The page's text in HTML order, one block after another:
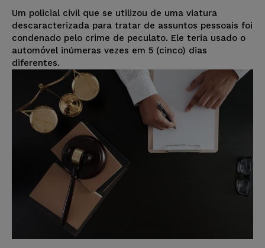
Um policial civil que se utilizou de uma viatura
descaracterizada para tratar de assuntos pessoais foi
condenado pelo crime de peculato. Ele teria usado o
automóvel inúmeras vezes em 5 (cinco) dias
diferentes.